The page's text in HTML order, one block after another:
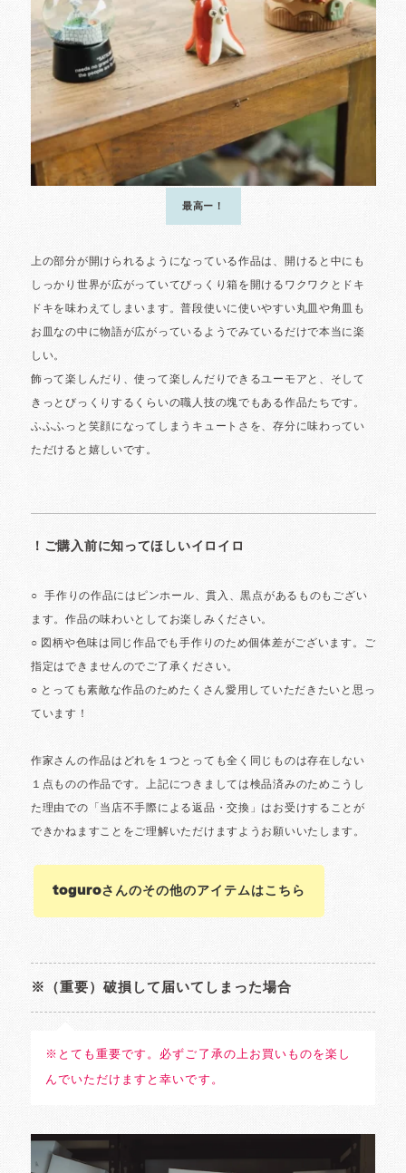
toguroさんのその他のアイテムはこちら
※（重要）破損して届いてしまった場合
※とても重要です。必ずご了承の上お買いものを楽し
んでいただけますと幸いです。